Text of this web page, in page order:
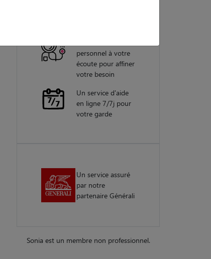
personnel à votre
écoute pour affiner
votre besoin
Un service d'aide
en ligne 7/7j pour
votre garde
Un service assuré
par notre
partenaire Générali
Sonia est un membre non professionnel.